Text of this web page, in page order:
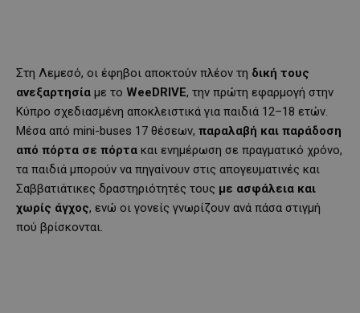
Στη Λεμεσό, οι έφηβοι αποκτούν πλέον τη δική τους
ανεξαρτησία με το WeeDRIVE, την πρώτη εφαρμογή στην
Κύπρο σχεδιασμένη αποκλειστικά για παιδιά 12–18 ετών.
Μέσα από mini-buses 17 θέσεων, παραλαβή και παράδοση
από πόρτα σε πόρτα και ενημέρωση σε πραγματικό χρόνο,
τα παιδιά μπορούν να πηγαίνουν στις απογευματινές και
Σαββατιάτικες δραστηριότητές τους με ασφάλεια και
χωρίς άγχος, ενώ οι γονείς γνωρίζουν ανά πάσα στιγμή
πού βρίσκονται.